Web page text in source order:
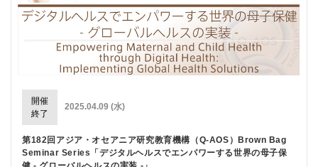
開催
終了
2025.04.09 (水)
第182回アジア・オセアニア研究教育機構（Q-AOS）Brown Bag
Seminar Series「デジタルヘルスでエンパワーする世界の母子保